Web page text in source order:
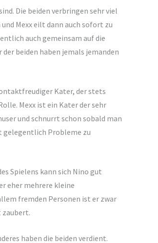
Die beiden verbringen sehr viel
Mexx eilt dann auch sofort zu
auch gemeinsam auf die
beiden haben jemals jemanden
Kater, der stets
Mexx ist ein Kater der sehr
und schnurrt schon sobald man
gelegentlich Probleme zu
Spielens kann sich Nino gut
eher mehrere kleine
fremden Personen ist er zwar
zaubert.
haben die beiden verdient.